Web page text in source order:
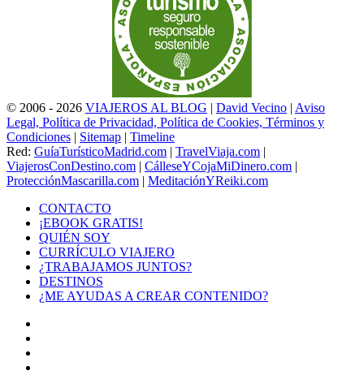
© 2006 - 2026 VIAJEROS AL BLOG | David Vecino | Aviso
Legal, Política de Privacidad, Política de Cookies, Términos y
Condiciones | Sitemap | Timeline
Red: GuíaTurísticoMadrid.com | TravelViaja.com |
ViajerosConDestino.com | CálleseYCojaMiDinero.com |
ProtecciónMascarilla.com | MeditaciónYReiki.com
CONTACTO
¡EBOOK GRATIS!
QUIÉN SOY
CURRÍCULO VIAJERO
¿TRABAJAMOS JUNTOS?
DESTINOS
¿ME AYUDAS A CREAR CONTENIDO?